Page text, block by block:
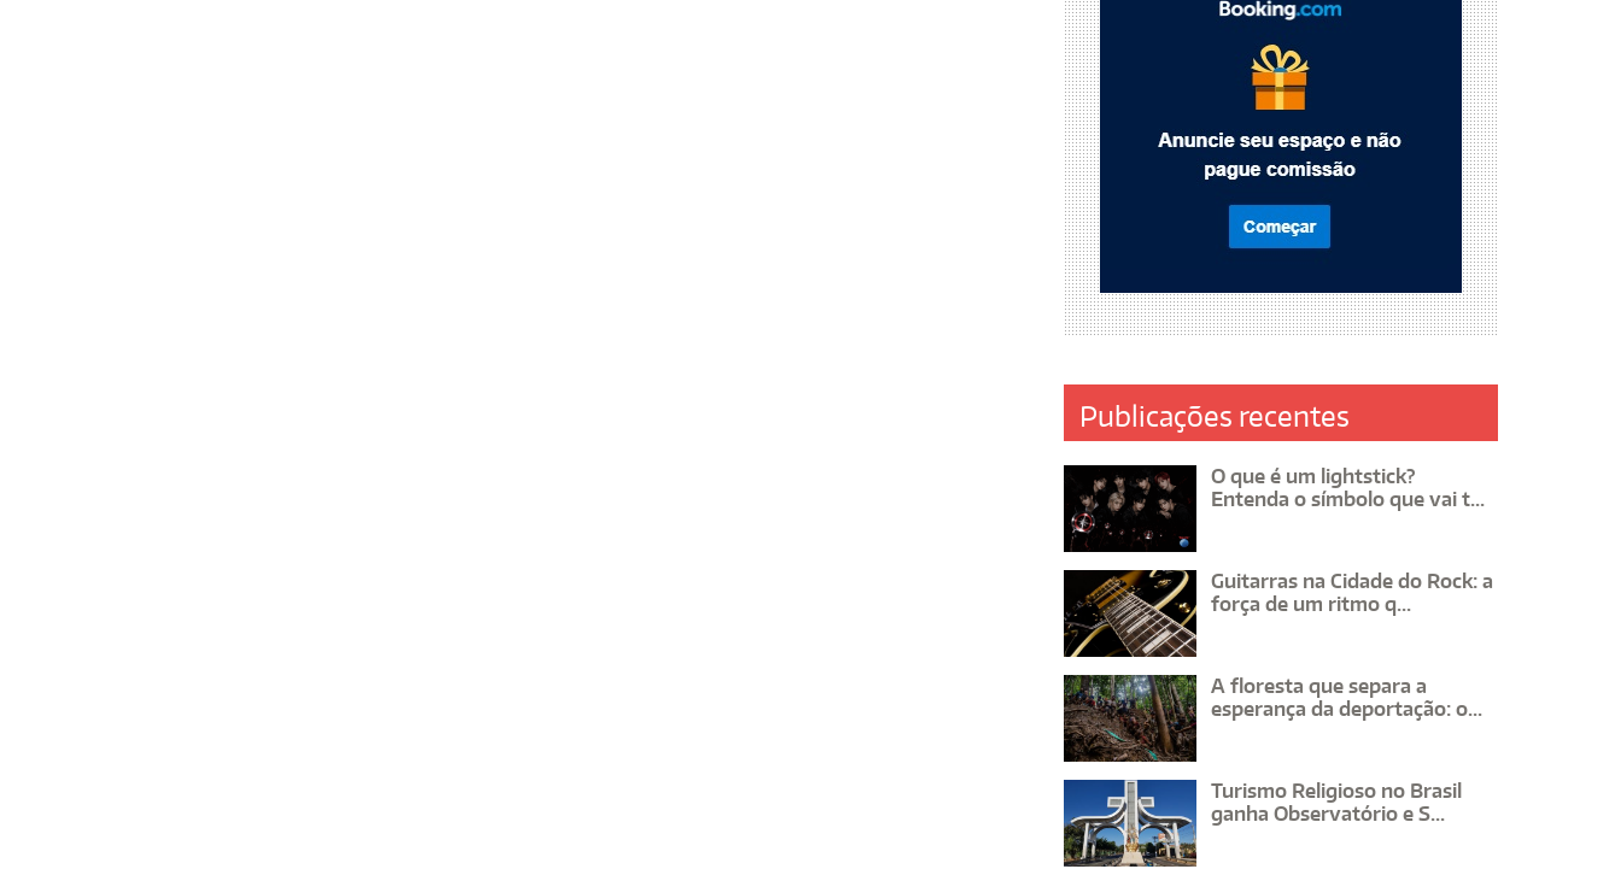
Publicações recentes
O que é um lightstick?
Entenda o símbolo que vai t...
Guitarras na Cidade do Rock: a
força de um ritmo q...
A floresta que separa a
esperança da deportação: o...
Turismo Religioso no Brasil
ganha Observatório e S...